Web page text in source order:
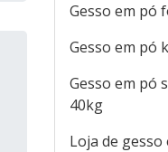
Gesso em pó
Gesso em pó
Gesso em pó
40kg
Loja de gesso